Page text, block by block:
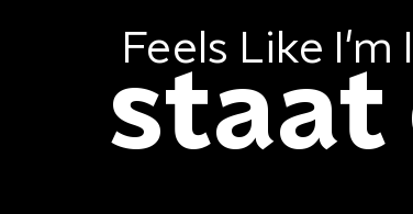
Feels Like I'm
staat